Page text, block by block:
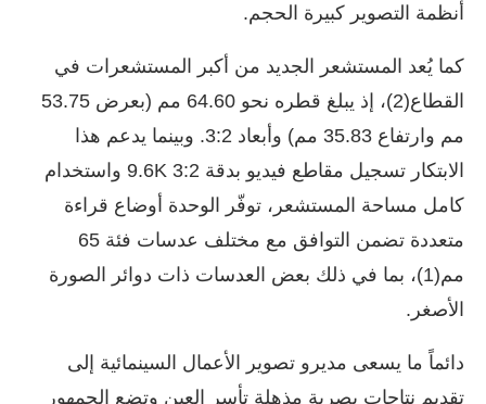
أنظمة التصوير كبيرة الحجم.
كما يُعد المستشعر الجديد من أكبر المستشعرات في
القطاع(2)، إذ يبلغ قطره نحو 64.60 مم (بعرض 53.75
مم وارتفاع 35.83 مم) وأبعاد 3:2. وبينما يدعم هذا
الابتكار تسجيل مقاطع فيديو بدقة 9.6K 3:2 واستخدام
كامل مساحة المستشعر، توفّر الوحدة أوضاع قراءة
متعددة تضمن التوافق مع مختلف عدسات فئة 65
مم(1)، بما في ذلك بعض العدسات ذات دوائر الصورة
الأصغر.
دائماً ما يسعى مديرو تصوير الأعمال السينمائية إلى
تقديم نتاجات بصرية مذهلة تأسر العين وتضع الجمهور